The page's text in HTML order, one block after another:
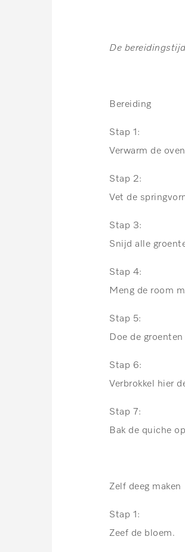
De
Bereiding
Stap 1:
Verwarm de
Stap 2:
Vet de
Stap 3:
Snijd alle
Stap 4:
Meng de room
Stap 5:
Doe de
Stap 6:
Verbrokkel hier
Stap 7:
Bak de quiche
Zelf deeg maken
Stap 1:
Zeef de bloem.